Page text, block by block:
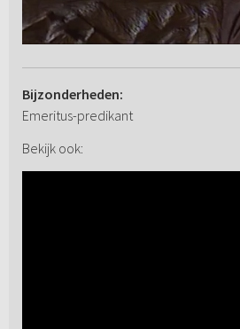
Bijzonderheden:
Emeritus-predikant
Bekijk ook: